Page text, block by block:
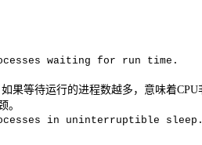
waiting for run time.
果等待运行的进程数越多，意味着CPU
。
in uninterruptible sleep.